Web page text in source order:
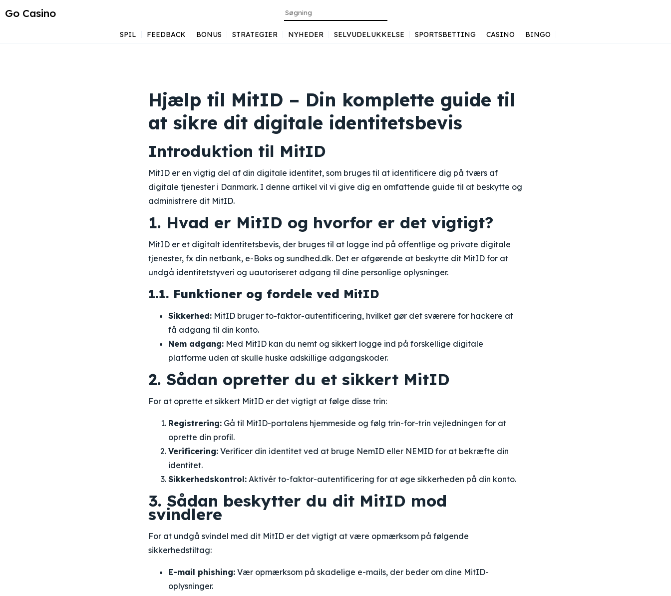
Go Casino
SPIL FEEDBACK BONUS STRATEGIER NYHEDER SELVUDELUKKELSE SPORTSBETTING CASINO BINGO
Hjælp til MitID – Din komplette guide til
at sikre dit digitale identitetsbevis
Introduktion til MitID
MitID er en vigtig del af din digitale identitet, som bruges til at identificere dig på tværs af
digitale tjenester i Danmark. I denne artikel vil vi give dig en omfattende guide til at beskytte og
administrere dit MitID.
1. Hvad er MitID og hvorfor er det vigtigt?
MitID er et digitalt identitetsbevis, der bruges til at logge ind på offentlige og private digitale
tjenester, fx din netbank, e-Boks og sundhed.dk. Det er afgørende at beskytte dit MitID for at
undgå identitetstyveri og uautoriseret adgang til dine personlige oplysninger.
1.1. Funktioner og fordele ved MitID
Sikkerhed: MitID bruger to-faktor-autentificering, hvilket gør det sværere for hackere at
få adgang til din konto.
Nem adgang: Med MitID kan du nemt og sikkert logge ind på forskellige digitale
platforme uden at skulle huske adskillige adgangskoder.
2. Sådan opretter du et sikkert MitID
For at oprette et sikkert MitID er det vigtigt at følge disse trin:
Registrering: Gå til MitID-portalens hjemmeside og følg trin-for-trin vejledningen for at
oprette din profil.
Verificering: Verificer din identitet ved at bruge NemID eller NEMID for at bekræfte din
identitet.
Sikkerhedskontrol: Aktivér to-faktor-autentificering for at øge sikkerheden på din konto.
3. Sådan beskytter du dit MitID mod
svindlere
For at undgå svindel med dit MitID er det vigtigt at være opmærksom på følgende
sikkerhedstiltag:
E-mail phishing: Vær opmærksom på skadelige e-mails, der beder om dine MitID-
oplysninger.